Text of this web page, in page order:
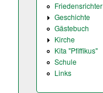
Friedensrichter
Geschichte
Gästebuch
Kirche
Kita "Pfiffikus"
Schule
Links